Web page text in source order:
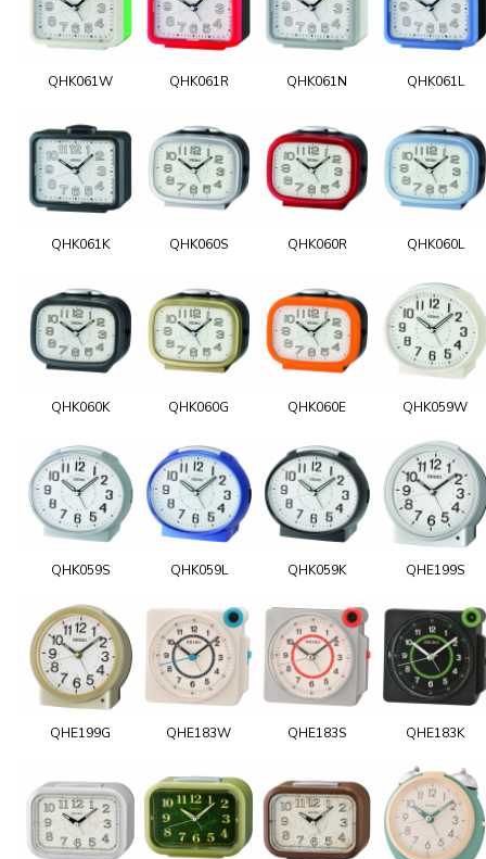
QHK061W QHK061R QHK061N QHK061L
QHK061K QHK060S QHK060R QHK060L
QHK060K QHK060G QHK060E QHK059W
QHK059S QHK059L QHK059K QHE199S
QHE199G QHE183W QHE183S QHE183K